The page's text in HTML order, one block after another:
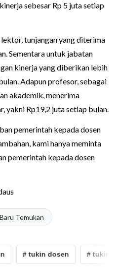
sebesar Rp 5 juta setiap
tunjangan yang diterima
Sementara untuk jabatan
kinerja yang diberikan lebih
Adapun profesor, sebagai
akademik, menerima
yakni Rp19,2 juta setiap bulan.
pemerintah kepada dosen
kami hanya meminta
pemerintah kepada dosen
Temukan
# tukin dosen # tukin